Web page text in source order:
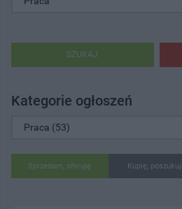
SZUKAJ
Kategorie ogłoszeń
Sprzedam, oferuję Kupię,